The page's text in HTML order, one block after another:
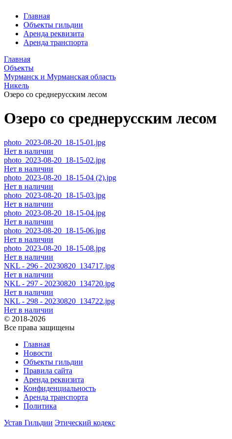
Главная
Объекты гильдии
Аренда реквизита
Аренда транспорта
Главная
Объекты
Мурманск и Мурманская область
Никель
Озеро со среднерусским лесом
Озеро со среднерусским лесом
photo_2023-08-20_18-15-01.jpg
Нет в наличии
photo_2023-08-20_18-15-02.jpg
Нет в наличии
photo_2023-08-20_18-15-04 (2).jpg
Нет в наличии
photo_2023-08-20_18-15-03.jpg
Нет в наличии
photo_2023-08-20_18-15-04.jpg
Нет в наличии
photo_2023-08-20_18-15-06.jpg
Нет в наличии
photo_2023-08-20_18-15-08.jpg
Нет в наличии
NKL - 296 - 20230820_134717.jpg
Нет в наличии
NKL - 297 - 20230820_134720.jpg
Нет в наличии
NKL - 298 - 20230820_134722.jpg
Нет в наличии
© 2018-2026
Все права защищены
Главная
Новости
Объекты гильдии
Правила сайта
Аренда реквизита
Конфиденциальность
Аренда транспорта
Политика
Устав Гильдии Этический кодекс